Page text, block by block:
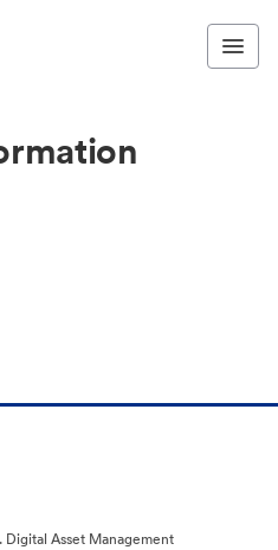
Asset Management